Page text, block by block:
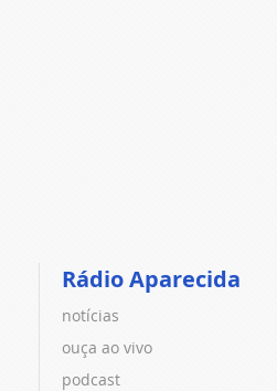
Rádio Aparecida
notícias
ouça ao vivo
podcast